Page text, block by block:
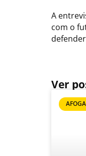
A
com o
Ver